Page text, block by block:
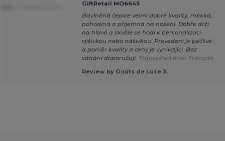
GiftRetail MO6645
Bavlněná čepice velmi dobré kvality, měkká,
pohodlná a příjemná na nošení. Dobře drží
na hlavě a skvěle se hodí k personalizaci
výšivkou nebo nášivkou. Provedení je pečlivé
a poměr kvality a ceny je vynikající. Bez
váhání doporučuji. Translated from Français
Review by Goûts de Luxe 3.